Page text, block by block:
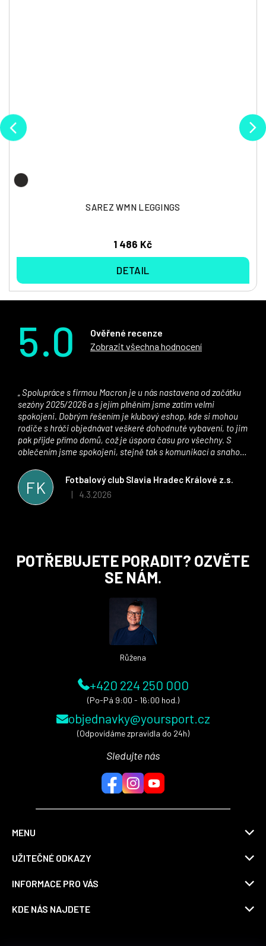
SAREZ WMN LEGGINGS
1 486 Kč
DETAIL
5.0
Ověřené recenze
Zobrazit všechna hodnocení
FK
Fotbalový club Slavia Hradec Králové z.s.
Hodnocení obchodu je 5 z 5 hvězdiček.
| 4.3.2026
sezóny 2025/2026 a s jejím plněním jsme zatím velmi
spokojeni. Dobrým řešením je klubový eshop, kde si mohou
rodiče s hráči objednávat veškeré dohodnuté vybavení, to jim
pak přijde přímo domů, což je úspora času pro všechny. S
oblečením jsme spokojeni, stejně tak s komunikací a snahou
stran. Věříme, že v tomto duchu bude spolupráce pokračovat
i nadále, nyní už začínáme řešit i první sady dresů ;)
POTŘEBUJETE PORADIT? OZVĚTE
SE NÁM.
Růžena
+420 224 250 000
(Po-Pá 9:00 - 16:00 hod.)
objednavky@yoursport.cz
(Odpovídáme zpravidla do 24h)
Sledujte nás
MENU
UŽITEČNÉ ODKAZY
INFORMACE PRO VÁS
KDE NÁS NAJDETE